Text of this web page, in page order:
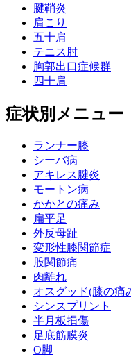
腱鞘炎
肩こり
五十肩
テニス肘
胸郭出口症候群
四十肩
症状別メニュー
ランナー膝
シーバ病
アキレス腱炎
モートン病
かかとの痛み
扁平足
外反母趾
変形性膝関節症
股関節痛
肉離れ
オスグッド(膝の痛
シンスプリント
半月板損傷
足底筋膜炎
O脚